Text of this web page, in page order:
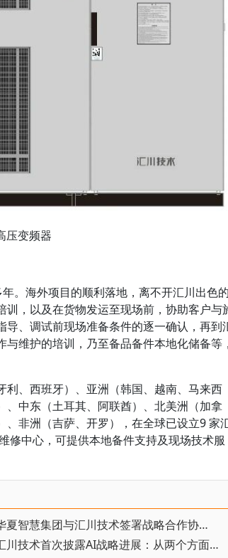
压变频器
。海外项目的顺利落地，离不开汇川出色
，以及在货物发运至现场前，协助客户与
、调试前现场准备条件的逐一确认，再到
维护的培训，乃至备品备件本地化储备等
、西班牙）、亚洲（韩国、越南、马来西
中东（土耳其、阿联酋）、北美洲（加拿
非洲（吉萨、开罗），在全球已设立9 家
修中心，可提供本地备件支持及现场技术服
▪ 华夏智慧集团与汇川技术签署战略合作协议 携手共拓储能新未来
▪ 汇川技术首次披露AI战略进展：从两个方面推动“AI业务化”落地